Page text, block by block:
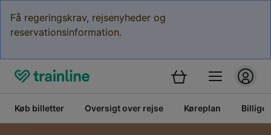
Få regeringskrav, rejsenyheder og
reservationsinformation.
Køb billetter Oversigt over rejse Køreplan Billige